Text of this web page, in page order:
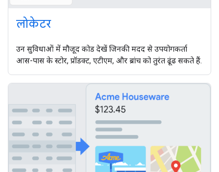
लोकेटर
उन सुविधाओं में मौजूद कोड देखें जिनकी मदद से उपयोगकर्ता
आस-पास के स्टोर, प्रॉडक्ट, एटीएम, और ब्रांच को तुरंत ढूंढ सकते हैं.